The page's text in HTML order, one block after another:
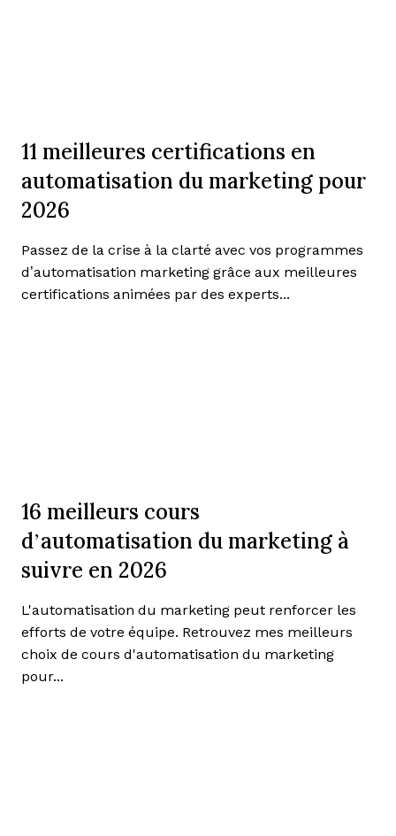
11 meilleures certifications en
automatisation du marketing pour
2026
Passez de la crise à la clarté avec vos programmes
d’automatisation marketing grâce aux meilleures
certifications animées par des experts...
16 meilleurs cours
d’automatisation du marketing à
suivre en 2026
L'automatisation du marketing peut renforcer les
efforts de votre équipe. Retrouvez mes meilleurs
choix de cours d'automatisation du marketing
pour...